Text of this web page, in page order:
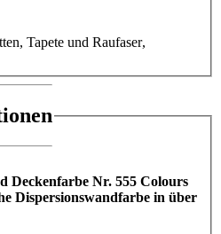
, Tapete und Raufaser,
Deckenfarbe Nr. 555 Colours
Dispersionswandfarbe in über